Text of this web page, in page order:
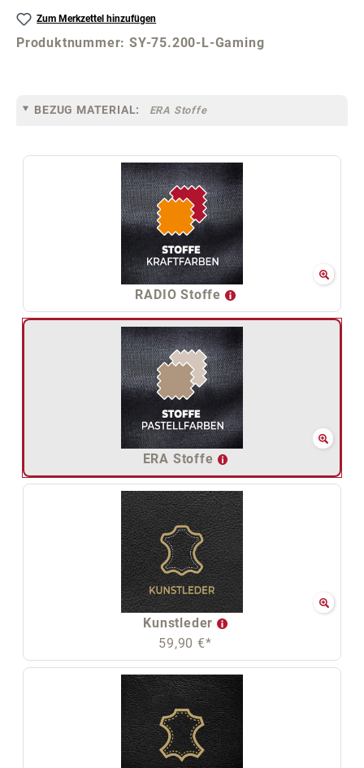
Zum Merkzettel hinzufügen
Produktnummer:SY-75.200-L-Gaming
BEZUG MATERIAL: ERA Stoffe
RADIO Stoffe
ERA Stoffe
Kunstleder
59,90 €*